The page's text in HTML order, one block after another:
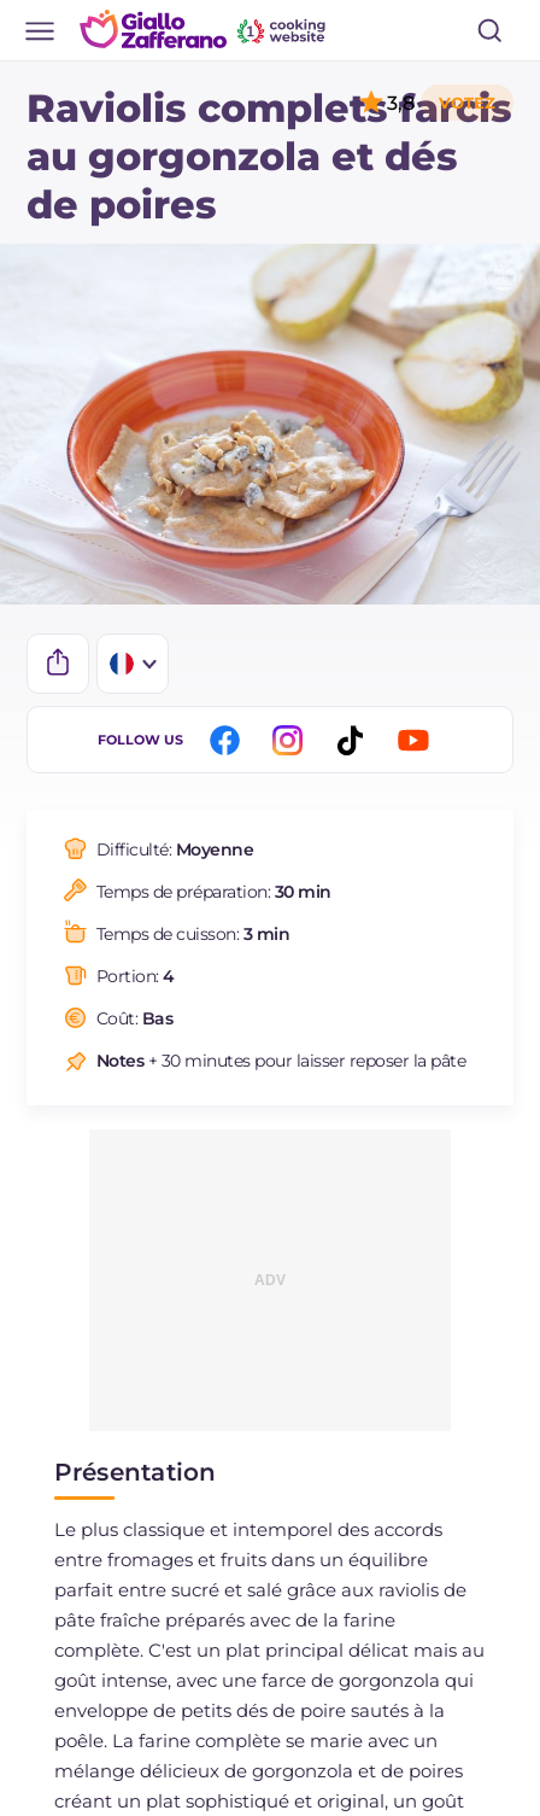
Raviolis complets farcis
au gorgonzola et dés
de poires
3,8
IT
BR
FOLLOW US
Difficulté: Moyenne
Temps de préparation:30 min
Temps de cuisson:3 min
Portion:4
Coût: Bas
Notes+ 30 minutes pour laisser reposer la pâte
Présentation
Le plus classique et intemporel des accords
entre fromages et fruits dans un équilibre
parfait entre sucré et salé grâce aux raviolis de
pâte fraîche préparés avec de la farine
complète. C'est un plat principal délicat mais au
goût intense, avec une farce de gorgonzola qui
enveloppe de petits dés de poire sautés à la
poêle. La farine complète se marie avec un
mélange délicieux de gorgonzola et de poires
créant un plat sophistiqué et original, un goût